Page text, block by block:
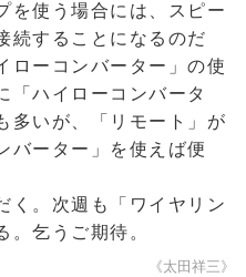
を使う場合には、スピー
続することになるのだ
ローコンバーター」の使
「ハイローコンバータ
多いが、「リモート」が
バーター」を使えば便
く。次週も「ワイヤリン
。乞うご期待。
《太田祥三》